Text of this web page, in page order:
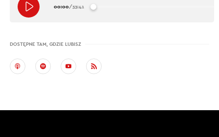
00:00/33:41
DOSTĘPNE TAM, GDZIE LUBISZ